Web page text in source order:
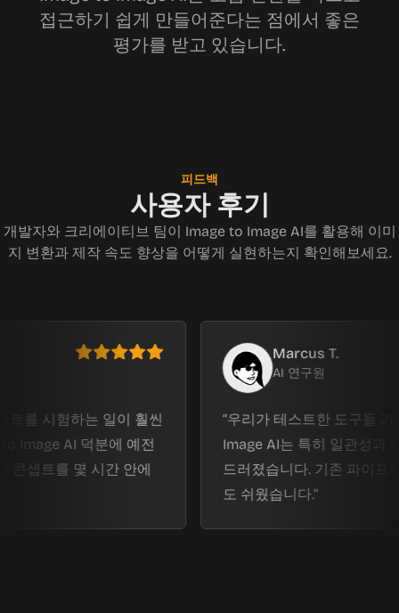
접근하기 쉽게 만들어준다는 점에서 좋은
평가를 받고 있습니다.
피드백
사용자 후기
개발자와 크리에이티브 팀이 Image to Image AI를 활용해 이미
지 변환과 제작 속도 향상을 어떻게 실현하는지 확인해보세요.
험하는 일이 훨씬
AI 덕분에 예전
를 몇 시간 안에
Marcus T.
AI 연구원
우리가 테스트한 도구들 가운데
Image AI는 특히 일관성과 디테일
드러졌습니다. 기존 파이프라인에
도 쉬웠습니다.